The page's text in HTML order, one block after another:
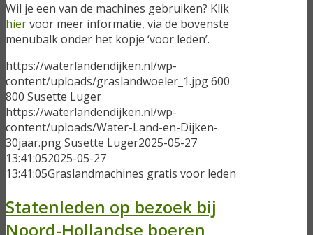
Wil je een van de machines gebruiken? Klik
hiervoor meer informatie, via de bovenste
menubalk onder het kopje ‘voor leden’.
https://waterlandendijken.nl/wp-
content/uploads/graslandwoeler_1.jpg600
800 Susette Luger
https://waterlandendijken.nl/wp-
content/uploads/Water-Land-en-Dijken-
30jaar.pngSusette Luger2025-05-27
13:41:052025-05-27
13:41:05Graslandmachines gratis voor leden
Statenleden op bezoek bij
Noord-Hollandse boeren